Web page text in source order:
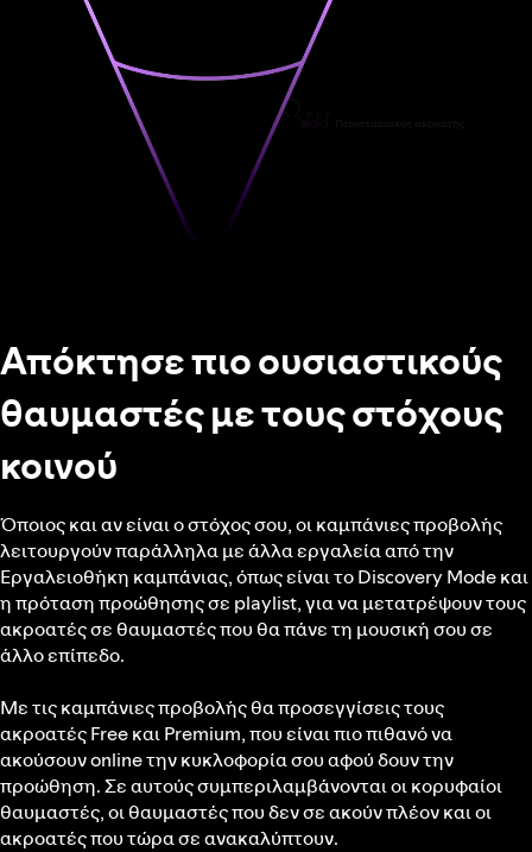
Απόκτησε πιο ουσιαστικούς
θαυμαστές με τους στόχους
κοινού
Όποιος και αν είναι ο στόχος σου, οι καμπάνιες προβολής
λειτουργούν παράλληλα με άλλα εργαλεία από την
Εργαλειοθήκη καμπάνιας, όπως είναι το Discovery Mode και
η πρόταση προώθησης σε playlist, για να μετατρέψουν τους
ακροατές σε θαυμαστές που θα πάνε τη μουσική σου σε
άλλο επίπεδο.
Με τις καμπάνιες προβολής θα προσεγγίσεις τους
ακροατές Free και Premium, που είναι πιο πιθανό να
ακούσουν online την κυκλοφορία σου αφού δουν την
προώθηση. Σε αυτούς συμπεριλαμβάνονται οι κορυφαίοι
θαυμαστές, οι θαυμαστές που δεν σε ακούν πλέον και οι
ακροατές που τώρα σε ανακαλύπτουν.